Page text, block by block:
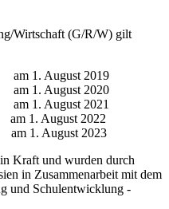
Wirtschaft (G/R/W) gilt
1. August 2019
August 2020
August 2021
1. August 2022
1. August 2023
Kraft und wurden durch
in Zusammenarbeit mit dem
und Schulentwicklung -